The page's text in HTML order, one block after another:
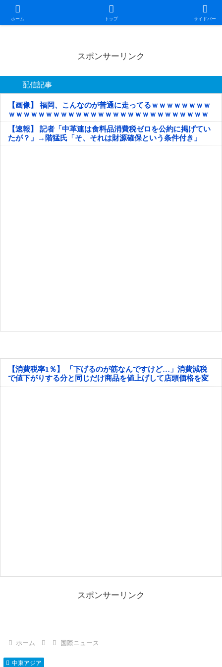
ホーム トップ サイドバー
日本第一！ニュース録
スポンサーリンク
配信記事
【画像】 福岡、こんなのが普通に走ってるｗｗｗｗｗｗｗｗ
ｗｗｗｗｗｗｗｗｗｗｗｗｗｗｗｗｗｗｗｗｗｗｗｗｗｗｗ
ｗｗｗｗｗ
【速報】 記者「中革連は食料品消費税ゼロを公約に掲げてい
たが？」→階猛氏「そ、それは財源確保という条件付き」
【消費税率1％】 「下げるのが筋なんですけど…」消費減税
で値下がりする分と同じだけ商品を値上げして店頭価格を変
えない店も
スポンサーリンク
ホーム 国際ニュース
中東アジア